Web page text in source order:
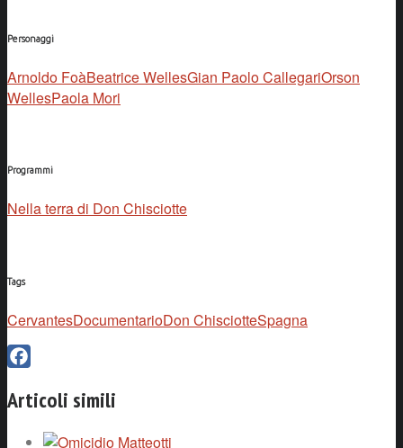
Personaggi
Arnoldo FoàBeatrice WellesGian Paolo CallegariOrson
WellesPaola Mori
Programmi
Nella terra di Don Chisciotte
Tags
CervantesDocumentarioDon ChisciotteSpagna
Articoli simili